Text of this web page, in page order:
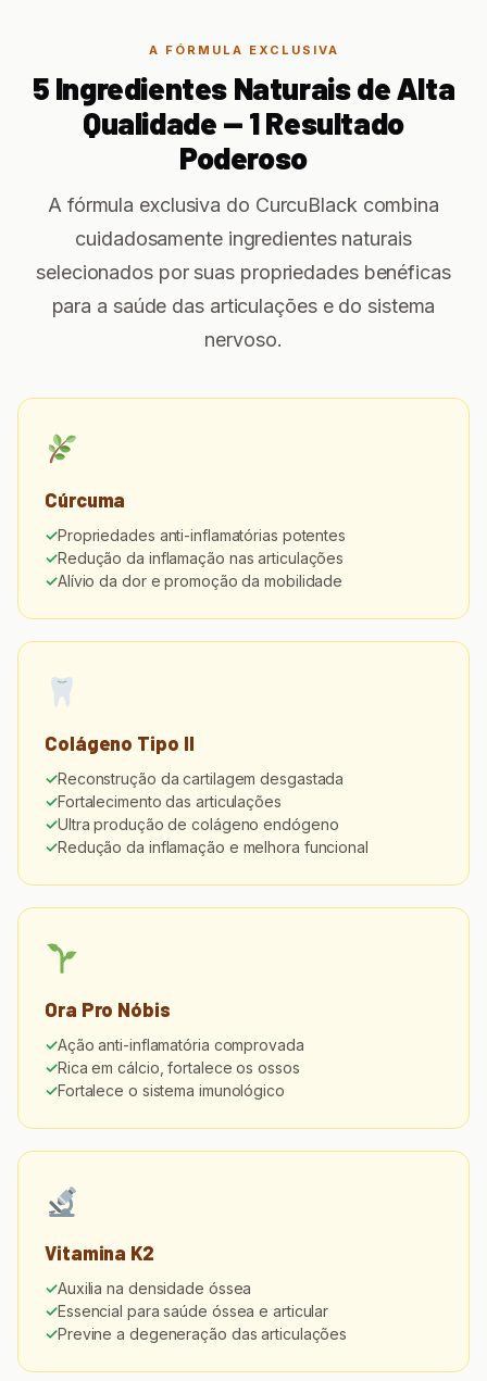
A FÓRMULA EXCLUSIVA
5 Ingredientes Naturais de Alta
Qualidade — 1 Resultado
Poderoso
A fórmula exclusiva do CurcuBlack combina
cuidadosamente ingredientes naturais
selecionados por suas propriedades benéficas
para a saúde das articulações e do sistema
nervoso.
Cúrcuma
Propriedades anti-inflamatórias potentes
Redução da inflamação nas articulações
Alívio da dor e promoção da mobilidade
Colágeno Tipo II
Reconstrução da cartilagem desgastada
Fortalecimento das articulações
Ultra produção de colágeno endógeno
Redução da inflamação e melhora funcional
Ora Pro Nóbis
Ação anti-inflamatória comprovada
Rica em cálcio, fortalece os ossos
Fortalece o sistema imunológico
Vitamina K2
Auxilia na densidade óssea
Essencial para saúde óssea e articular
Previne a degeneração das articulações